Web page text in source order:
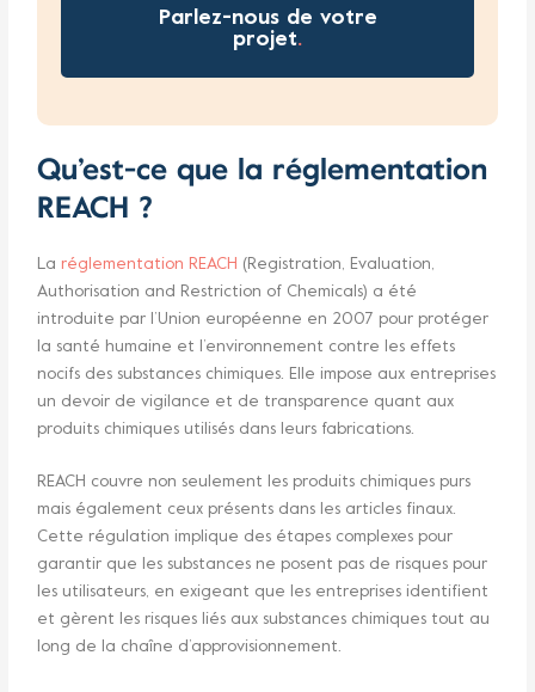
Parlez-nous de votre
projet.
Qu’est-ce que la réglementation
REACH ?
La réglementation REACH (Registration, Evaluation,
Authorisation and Restriction of Chemicals) a été
introduite par l’Union européenne en 2007 pour protéger
la santé humaine et l’environnement contre les effets
nocifs des substances chimiques. Elle impose aux entreprises
un devoir de vigilance et de transparence quant aux
produits chimiques utilisés dans leurs fabrications.
REACH couvre non seulement les produits chimiques purs
mais également ceux présents dans les articles finaux.
Cette régulation implique des étapes complexes pour
garantir que les substances ne posent pas de risques pour
les utilisateurs, en exigeant que les entreprises identifient
et gèrent les risques liés aux substances chimiques tout au
long de la chaîne d’approvisionnement.